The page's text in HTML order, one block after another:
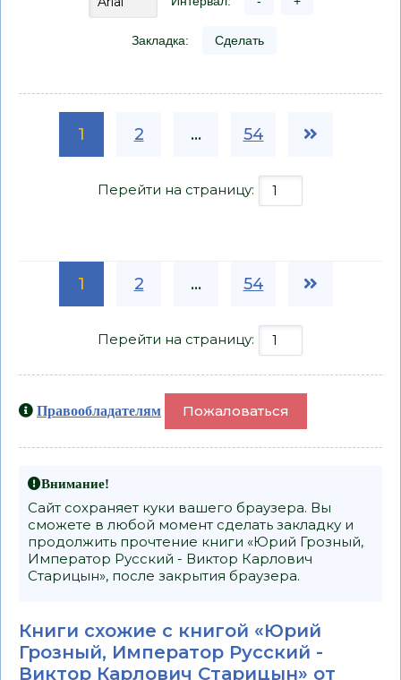
Закладка: Сделать
1 2 ... 54
Перейти на страницу:
1 2 ... 54
Перейти на страницу:
Правообладателям Пожаловаться
Внимание!
Сайт сохраняет куки вашего браузера. Вы
сможете в любой момент сделать закладку и
продолжить прочтение книги «Юрий Грозный,
Император Русский - Виктор Карлович
Старицын», после закрытия браузера.
Книги схожие с книгой «Юрий
Грозный, Император Русский -
Виктор Карлович Старицын» от